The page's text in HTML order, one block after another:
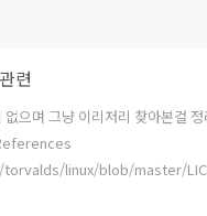
련
으며 그냥 이리저리 찾아본걸
linux/blob/master/
커널에 system call으로 접근하